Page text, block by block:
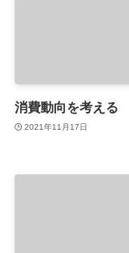
消費動向を考える
2021年11月17日